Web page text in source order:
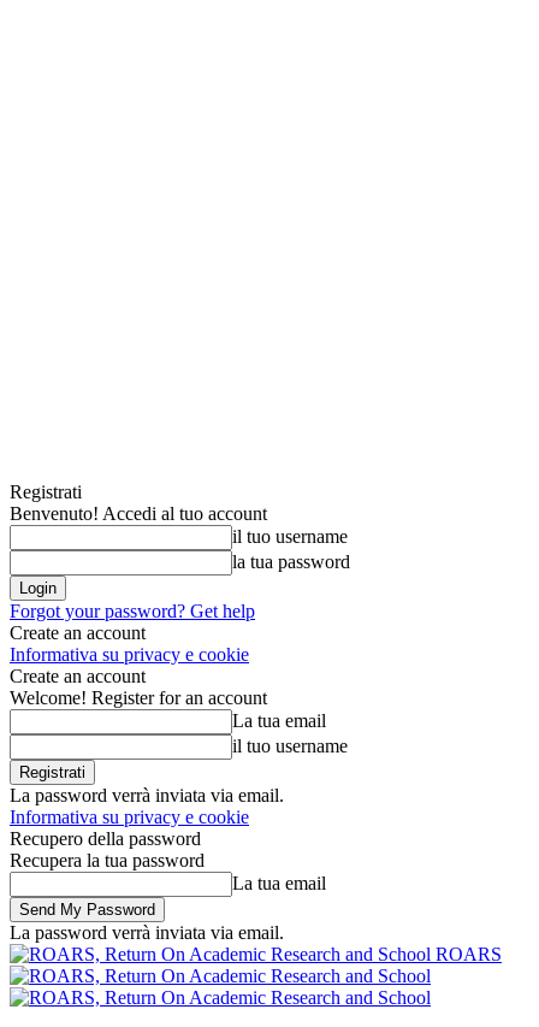
Registrati
Benvenuto! Accedi al tuo account
il tuo username
la tua password
Forgot your password? Get help
Create an account
Informativa su privacy e cookie
Create an account
Welcome! Register for an account
La tua email
il tuo username
La password verrà inviata via email.
Informativa su privacy e cookie
Recupero della password
Recupera la tua password
La tua email
La password verrà inviata via email.
ROARS